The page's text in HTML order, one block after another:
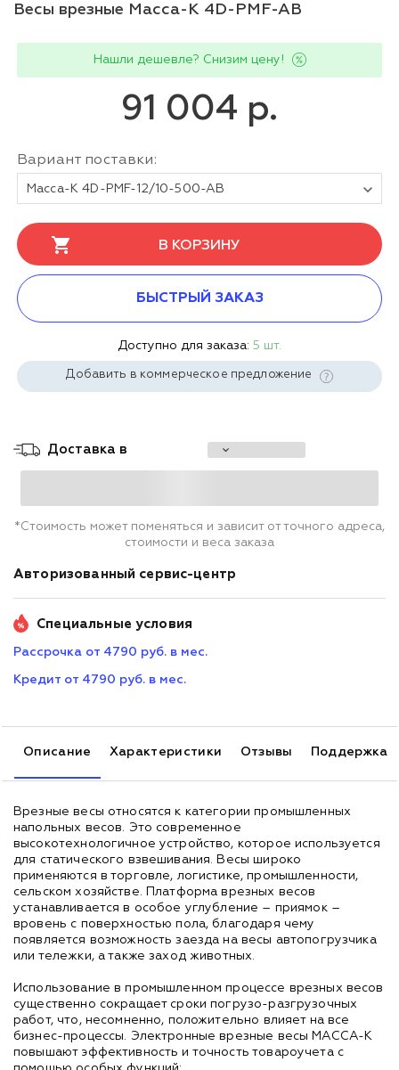
Весы врезные Масса-К 4D-PMF-AB
Нашли дешевле? Снизим цену!
91 004 р.
Вариант поставки:
Масса-К 4D-PMF-12/10-500-AB
В КОРЗИНУ
БЫСТРЫЙ ЗАКАЗ
Доступно для заказа: 5 шт.
Добавить в коммерческое предложение
Доставка в
*Стоимость может поменяться и зависит от точного адреса,
стоимости и веса заказа
Авторизованный сервис-центр
Специальные условия
Рассрочка от 4790 руб. в мес.
Кредит от 4790 руб. в мес.
Описание Характеристики Отзывы Поддержка
Врезные весы относятся к категории промышленных
напольных весов. Это современное
высокотехнологичное устройство, которое используется
для статического взвешивания. Весы широко
применяются в торговле, логистике, промышленности,
сельском хозяйстве. Платформа врезных весов
устанавливается в особое углубление – приямок –
вровень с поверхностью пола, благодаря чему
появляется возможность заезда на весы автопогрузчика
или тележки, а также заход животных.
Использование в промышленном процессе врезных весов
существенно сокращает сроки погрузо-разгрузочных
работ, что, несомненно, положительно влияет на все
бизнес-процессы. Электронные врезные весы МАССА-К
повышают эффективность и точность товароучета с